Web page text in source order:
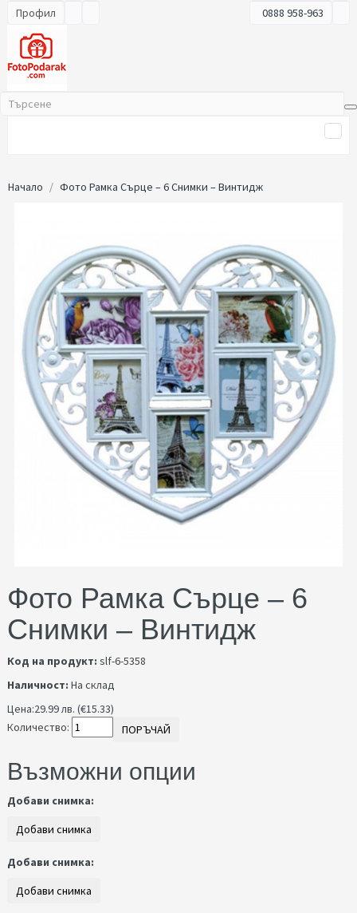
Профил 0888 958-963
Начало Фото Рамка Сърце – 6 Снимки – Винтидж
Фото Рамка Сърце – 6
Снимки – Винтидж
Код на продукт: slf-6-5358
Наличност: На склад
Цена:29.99 лв. (€15.33)
Количество:
ПОРЪЧАЙ
Възможни опции
Добави снимка:
Добави снимка: